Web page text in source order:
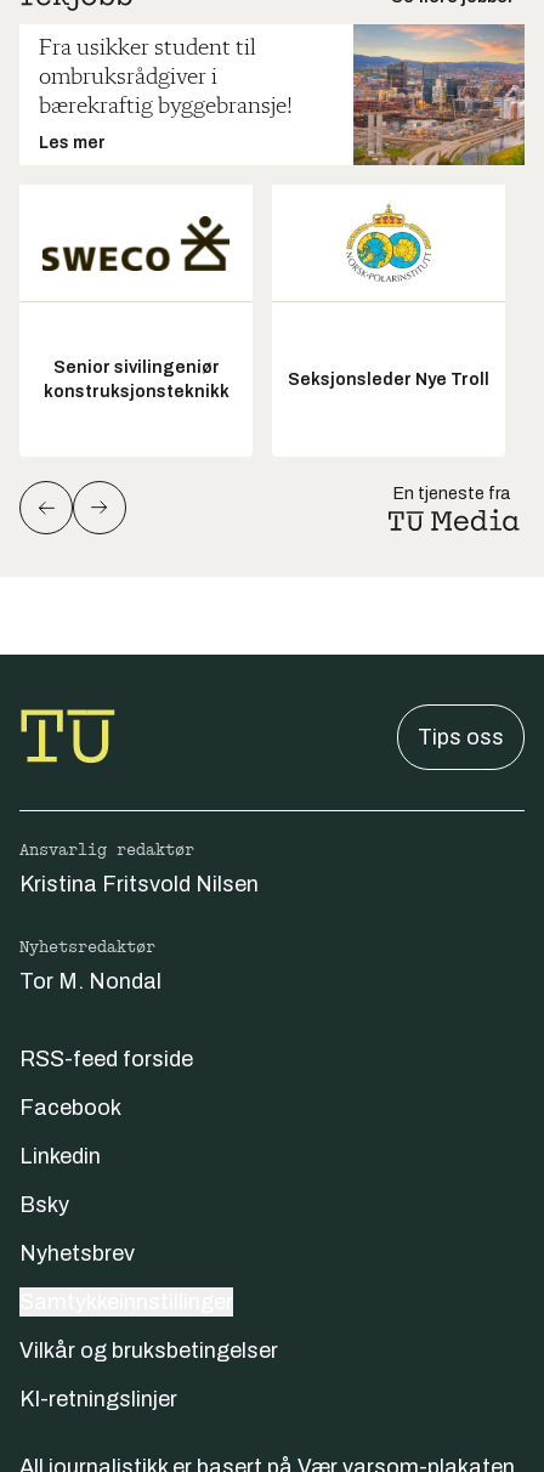
Fra usikker student til
ombruksrådgiver i
bærekraftig byggebransje!
Les mer
Senior sivilingeniør
konstruksjonsteknikk
Seksjonsleder Nye Troll
En tjeneste fra
Tips oss
Ansvarlig redaktør
Kristina Fritsvold Nilsen
Nyhetsredaktør
Tor M. Nondal
RSS-feed forside
Facebook
Linkedin
Bsky
Nyhetsbrev
Vilkår og bruksbetingelser
KI-retningslinjer